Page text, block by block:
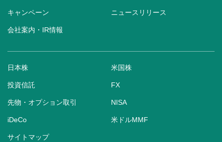
キャンペーン ニュースリリース
会社案内・IR情報
日本株 米国株
投資信託 FX
先物・オプション取引 NISA
iDeCo 米ドルMMF
サイトマップ